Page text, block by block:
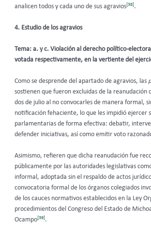
analicen todos y cada uno de sus agravios[38].
4. Estudio de los agravios
Tema: a. y c. Violación al derecho político-
votada respectivamente, en la vertiente del
Como se desprende del apartado de agravios, las
sostienen que fueron excluidas de la reanudación
dos de julio al no convocarles de manera formal,
notificación fehaciente, lo que les impidió ejercer
parlamentarias de forma efectiva: debatir,
defender iniciativas, así como emitir voto
Asimismo, refieren que dicha reanudación fue
públicamente por las autoridades legislativas
informal, adoptada sin el respaldo de actos
convocatoria formal de los órganos colegiados
de los cauces normativos establecidos en la Ley
procedimientos del Congreso del Estado de
Ocampo[39].